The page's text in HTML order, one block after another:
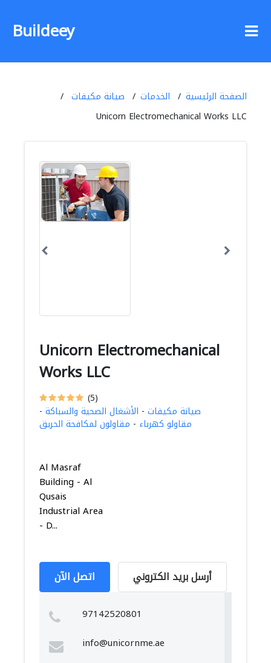
Buildeey
الصفحة الرئيسية الخدمات
صيانة مكيفات
Unicorn Electromechanical Works LLC
Unicorn Electromechanical
Works LLC
(5)
صيانة مكيفات - الأشغال الصحية والسباكة -
مقاولو كهرباء - مقاولون لمكافحة الحريق
Al Masraf
Building - Al
Qusais
Industrial Area
- D...
اتصل الآن أرسل بريد الكتروني
97142520801
info@unicornme.ae